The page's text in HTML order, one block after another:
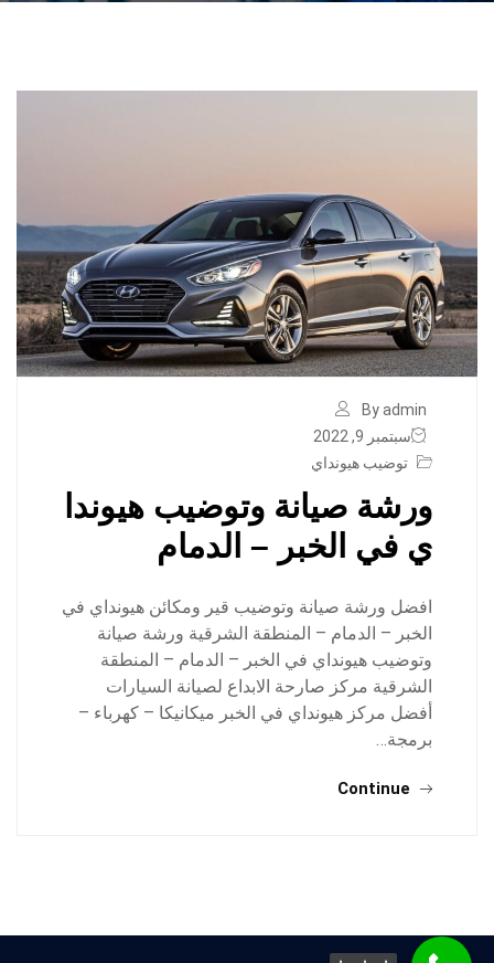
By admin
سبتمبر 9, 2022
توضيب هيونداي
ورشة صيانة وتوضيب هيوندا
ي في الخبر – الدمام
افضل ورشة صيانة وتوضيب قير ومكائن هيونداي في
الخبر – الدمام – المنطقة الشرقية ورشة صيانة
وتوضيب هيونداي في الخبر – الدمام – المنطقة
الشرقية مركز صارحة الابداع لصيانة السيارات
أفضل مركز هيونداي في الخبر ميكانيكا – كهرباء –
برمجة…
Continue